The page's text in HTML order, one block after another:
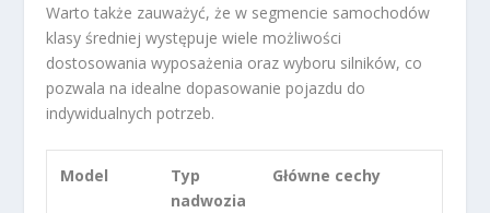
Warto także zauważyć, że w segmencie samochodów
klasy średniej występuje wiele możliwości
dostosowania wyposażenia oraz wyboru silników, co
pozwala na idealne dopasowanie pojazdu do
indywidualnych potrzeb.
Model
Typ
nadwozia
Główne cechy